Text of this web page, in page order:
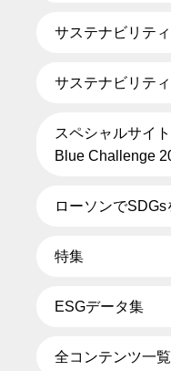
サステナビリテ
サステナビリテ
スペシャルサイ
Blue Challenge
ローソンで
特集
ESGデータ集
全コンテンツ一覧